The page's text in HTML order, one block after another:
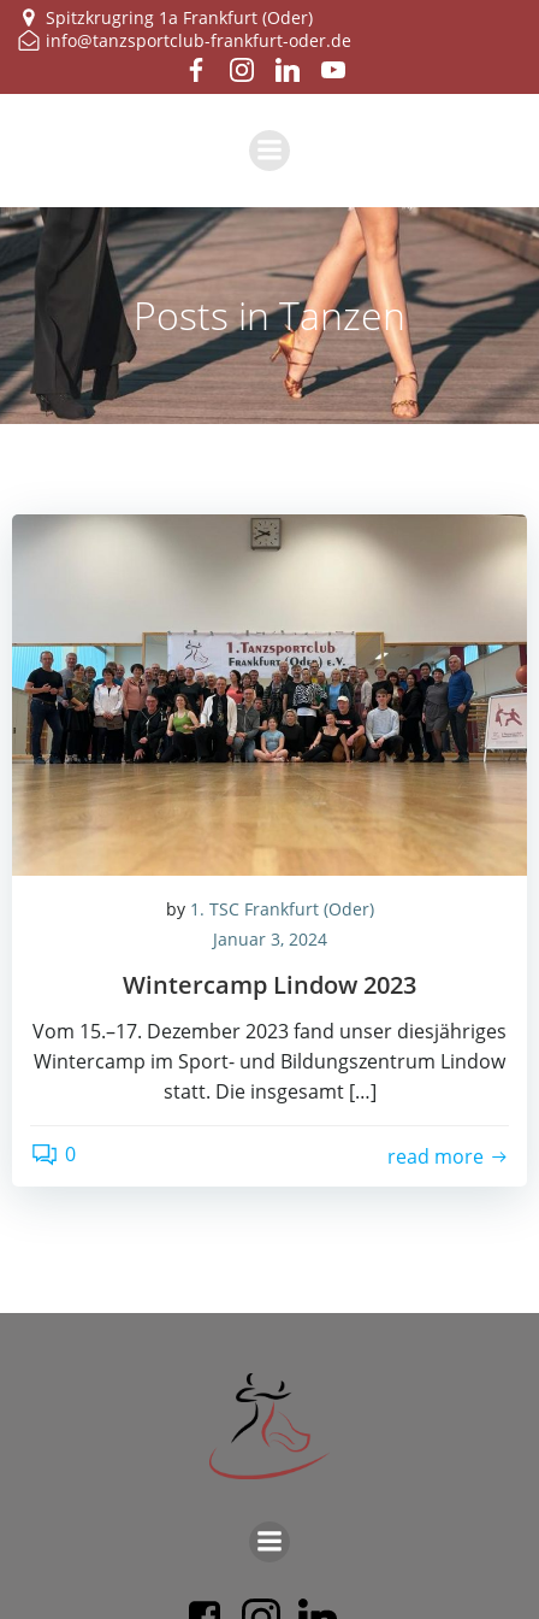
Zum
Inhalt
springen
Spitzkrugring 1a Frankfurt (Oder)
info@tanzsportclub-frankfurt-oder.de
Posts in Tanzen
by 1. TSC Frankfurt (Oder)
Januar 3, 2024
Win­ter­camp Lin­dow 2023
Vom 15.–17. Dezem­ber 2023 fand unser dies­jäh­ri­ges
Win­ter­camp im Sport- und Bil­dungs­zen­trum Lin­dow
statt. Die ins­ge­samt […]
0 read more